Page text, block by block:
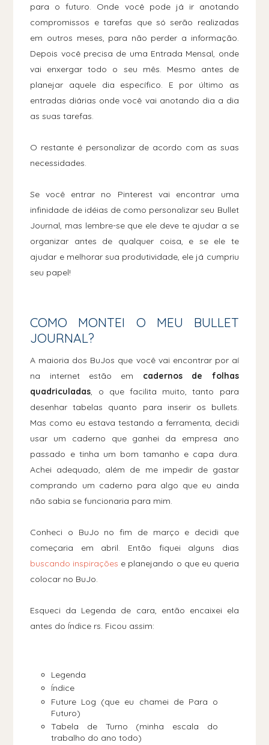
para o futuro. Onde você pode já ir anotando
compromissos e tarefas que só serão realizadas
em outros meses, para não perder a informação.
Depois você precisa de uma Entrada Mensal, onde
vai enxergar todo o seu mês. Mesmo antes de
planejar aquele dia específico. E por último as
entradas diárias onde você vai anotando dia a dia
as suas tarefas.
O restante é personalizar de acordo com as suas
necessidades.
Se você entrar no Pinterest vai encontrar uma
infinidade de idéias de como personalizar seu Bullet
Journal, mas lembre-se que ele deve te ajudar a se
organizar antes de qualquer coisa, e se ele te
ajudar e melhorar sua produtividade, ele já cumpriu
seu papel!
COMO MONTEI O MEU BULLET
JOURNAL?
A maioria dos BuJos que você vai encontrar por aí
na internet estão em cadernos de folhas
quadriculadas , o que facilita muito, tanto para
desenhar tabelas quanto para inserir os bullets.
Mas como eu estava testando a ferramenta, decidi
usar um caderno que ganhei da empresa ano
passado e tinha um bom tamanho e capa dura.
Achei adequado, além de me impedir de gastar
comprando um caderno para algo que eu ainda
não sabia se funcionaria para mim.
Conheci o BuJo no fim de março e decidi que
começaria em abril. Então fiquei alguns dias
buscando inspirações e planejando o que eu queria
colocar no BuJo.
Esqueci da Legenda de cara, então encaixei ela
antes do Índice rs. Ficou assim:
Legenda
Índice
Future Log (que eu chamei de Para o
Futuro)
Tabela de Turno (minha escala do
trabalho do ano todo)